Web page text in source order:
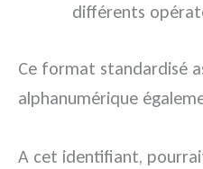
différents
Ce format standardisé
alphanumérique
A cet identifiant,